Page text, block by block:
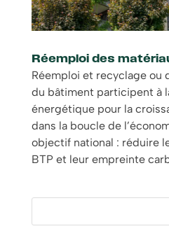
Réemploi des
Réemploi et recyclage ou
du bâtiment participent à
énergétique pour la
dans la boucle de
objectif national : réduire
BTP et leur empreinte